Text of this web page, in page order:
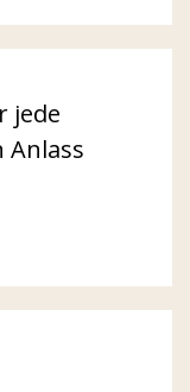
jede
Anlass